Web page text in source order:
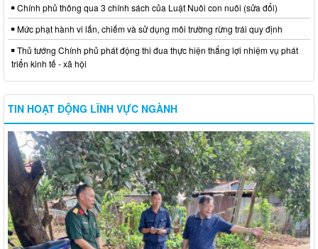
Chính phủ thông qua 3 chính sách của Luật Nuôi con nuôi (sửa đổi)
Mức phạt hành vi lấn, chiếm và sử dụng môi trường rừng trái quy định
Thủ tướng Chính phủ phát động thi đua thực hiện thắng lợi nhiệm vụ phát
triển kinh tế - xã hội
TIN HOẠT ĐỘNG LĨNH VỰC NGÀNH